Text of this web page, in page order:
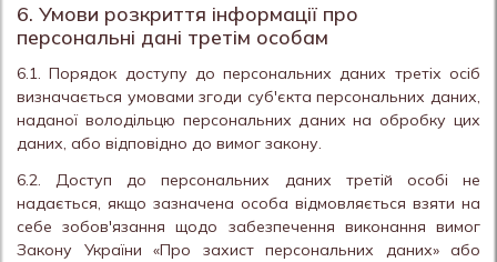
6. Умови розкриття інформації про
персональні дані третім особам
6.1. Порядок доступу до персональних даних третіх осіб
визначається умовами згоди суб'єкта персональних даних,
наданої володільцю персональних даних на обробку цих
даних, або відповідно до вимог закону.
6.2. Доступ до персональних даних третій особі не
надається, якщо зазначена особа відмовляється взяти на
себе зобов'язання щодо забезпечення виконання вимог
Закону України «Про захист персональних даних» або